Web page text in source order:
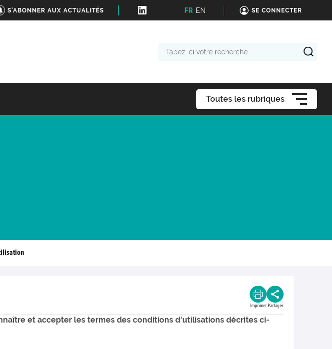
S'ABONNER AUX ACTUALITÉS FR EN SE CONNECTER
Toutes les rubriques
Imprimer Partager
et accepter les termes des conditions d'utilisations décrites ci-